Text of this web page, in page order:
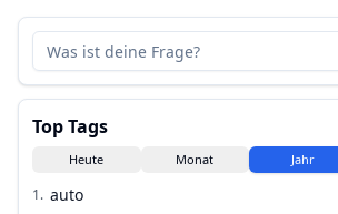
Top Tags
Heute Monat Jahr
1. auto